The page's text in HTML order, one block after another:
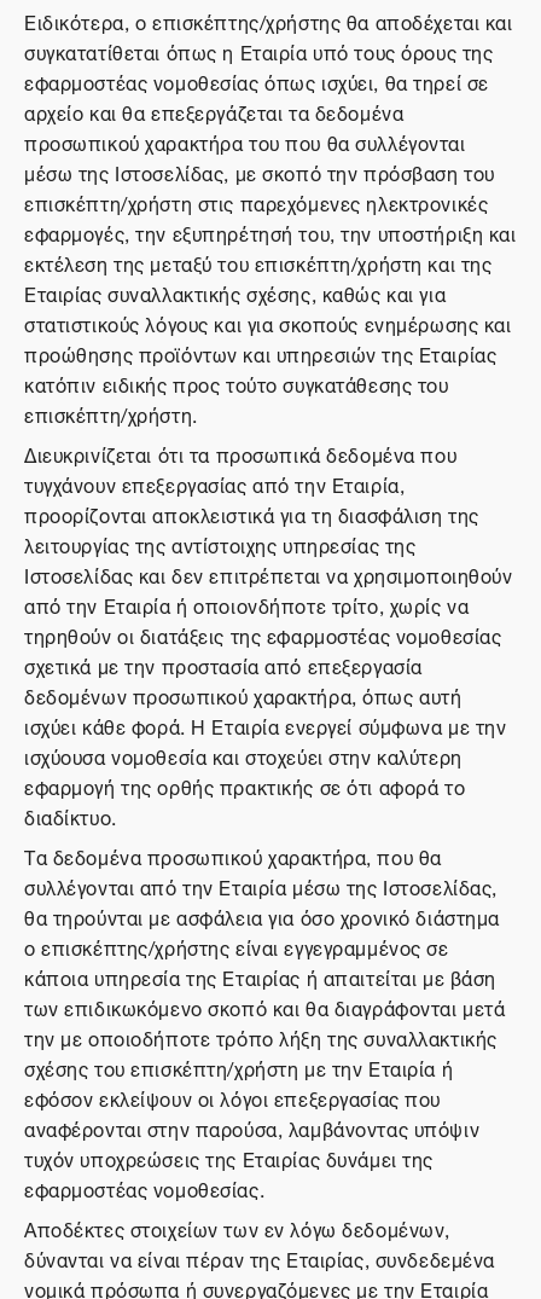
Ειδικότερα, ο επισκέπτης/χρήστης θα αποδέχεται και
συγκατατίθεται όπως η Εταιρία υπό τους όρους της
εφαρμοστέας νομοθεσίας όπως ισχύει, θα τηρεί σε
αρχείο και θα επεξεργάζεται τα δεδομένα
προσωπικού χαρακτήρα του που θα συλλέγονται
μέσω της Ιστοσελίδας, με σκοπό την πρόσβαση του
επισκέπτη/χρήστη στις παρεχόμενες ηλεκτρονικές
εφαρμογές, την εξυπηρέτησή του, την υποστήριξη και
εκτέλεση της μεταξύ του επισκέπτη/χρήστη και της
Εταιρίας συναλλακτικής σχέσης, καθώς και για
στατιστικούς λόγους και για σκοπούς ενημέρωσης και
προώθησης προϊόντων και υπηρεσιών της Εταιρίας
κατόπιν ειδικής προς τούτο συγκατάθεσης του
επισκέπτη/χρήστη.
Διευκρινίζεται ότι τα προσωπικά δεδομένα που
τυγχάνουν επεξεργασίας από την Εταιρία,
προορίζονται αποκλειστικά για τη διασφάλιση της
λειτουργίας της αντίστοιχης υπηρεσίας της
Ιστοσελίδας και δεν επιτρέπεται να χρησιμοποιηθούν
από την Εταιρία ή οποιονδήποτε τρίτο, χωρίς να
τηρηθούν οι διατάξεις της εφαρμοστέας νομοθεσίας
σχετικά με την προστασία από επεξεργασία
δεδομένων προσωπικού χαρακτήρα, όπως αυτή
ισχύει κάθε φορά. Η Εταιρία ενεργεί σύμφωνα με την
ισχύουσα νομοθεσία και στοχεύει στην καλύτερη
εφαρμογή της ορθής πρακτικής σε ότι αφορά το
διαδίκτυο.
Τα δεδομένα προσωπικού χαρακτήρα, που θα
συλλέγονται από την Εταιρία μέσω της Ιστοσελίδας,
θα τηρούνται με ασφάλεια για όσο χρονικό διάστημα
ο επισκέπτης/χρήστης είναι εγγεγραμμένος σε
κάποια υπηρεσία της Εταιρίας ή απαιτείται με βάση
των επιδικωκόμενο σκοπό και θα διαγράφονται μετά
την με οποιοδήποτε τρόπο λήξη της συναλλακτικής
σχέσης του επισκέπτη/χρήστη με την Εταιρία ή
εφόσον εκλείψουν οι λόγοι επεξεργασίας που
αναφέρονται στην παρούσα, λαμβάνοντας υπόψιν
τυχόν υποχρεώσεις της Εταιρίας δυνάμει της
εφαρμοστέας νομοθεσίας.
Αποδέκτες στοιχείων των εν λόγω δεδομένων,
δύνανται να είναι πέραν της Εταιρίας, συνδεδεμένα
νομικά πρόσωπα ή συνεργαζόμενες με την Εταιρία